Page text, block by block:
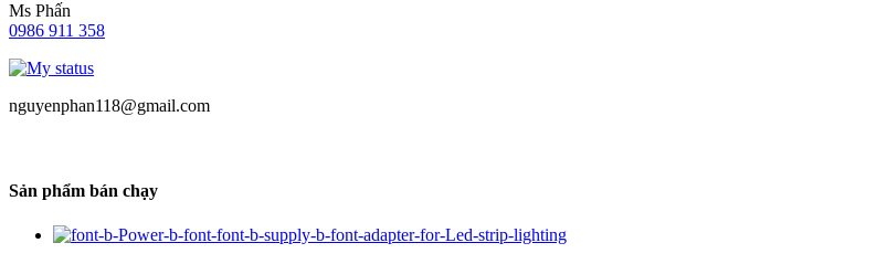
Ms Phấn
0986 911 358
nguyenphan118@gmail.com
Sản phẩm bán chạy